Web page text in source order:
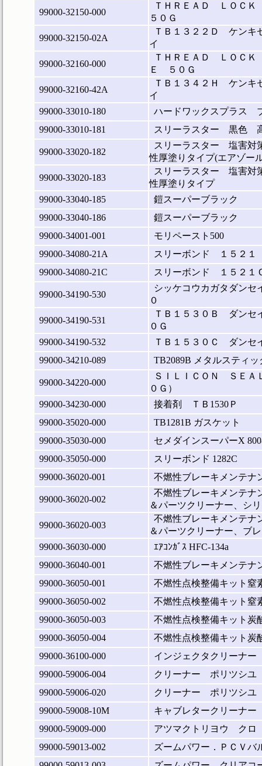
99000-32150-000
ＴＨＲＥＡＤ ＬＯＣ
５０Ｇ
99000-32150-02A
ＴＢ１３２２Ｄ ケンキ
イ
99000-32160-000
ＴＨＲＥＡＤ ＬＯＣ
Ｅ ５０Ｇ
99000-32160-42A
ＴＢ１３４２Ｈ ケンキ
イ
99000-33010-180
ハードワックスプラス
99000-33010-181
スリーラスター 黒色
99000-33020-182
スリーラスター 塩害
性厚塗りタイプ(エアゾー
99000-33020-183
スリーラスター 塩害
性厚塗りタイプ
99000-33040-185
鎧スーパーブラック
99000-33040-186
鎧スーパーブラック
99000-34001-001
モリペースト500
99000-34080-21A
スリーボンド １５２１
99000-34080-21C
スリーボンド １５２１
99000-34190-530
シッケコウカガタダンセ
０
99000-34190-531
ＴＢ１５３０Ｂ ダンセ
０Ｇ
99000-34190-532
ＴＢ１５３０Ｃ ダンセ
99000-34210-089
TB2089B メタルスティッ
99000-34220-000
ＳＩＬＩＣＯＮ ＳＥＡ
０Ｇ）
99000-34230-000
接着剤 ＴＢ1530Ｐ
99000-35020-000
TB1281B ガスケット
99000-35030-000
セメダインスーパーX
99000-35050-000
スリーボンド 1282C
99000-36020-001
不燃性ブレーキメンテナ
99000-36020-002
不燃性ブレーキメンテナ
＆パーツクリーナー、シ
99000-36020-003
不燃性ブレーキメンテナ
＆パーツクリーナー、ブ
99000-36030-000
ｴｱｺﾝｶﾞｽ HFC-134a
99000-36040-001
不燃性ブレーキメンテナ
99000-36050-001
不燃性点検整備キット
99000-36050-002
不燃性点検整備キット
99000-36050-003
不燃性点検整備キット
99000-36050-004
不燃性点検整備キット
99000-36100-000
インジェクタクリーナー
99000-59006-004
クリーナー ポリツシユ
99000-59006-020
クリーナー ポリツシユ
99000-59008-10M
キャブレタークリーナー
99000-59009-000
アツマクトリヨウ クロ
99000-59013-002
ズームパワー．ＰＣＶ